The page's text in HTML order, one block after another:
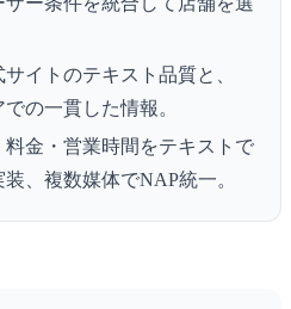
イトのテキスト品質と、
の一貫した情報。
料金・営業時間をテキストで
、複数媒体でNAP統一。